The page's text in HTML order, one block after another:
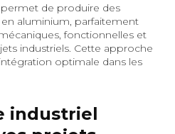
permet de produire des
aluminium, parfaitement
fonctionnelles et
industriels. Cette approche
optimale dans les
industriel